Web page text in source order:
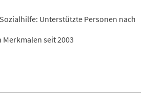
Unterstützte Personen nach
seit 2003